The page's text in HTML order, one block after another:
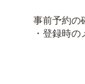
事前予約の
・登録時